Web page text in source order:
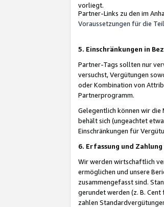
vorliegt.
Partner-Links zu den im
Voraussetzungen für die
5. Einschränkungen in
Partner-Tags sollten nur
versuchst, Vergütungen
oder Kombination von
Partnerprogramm.
Gelegentlich können wir die
behält sich (ungeachtet
Einschränkungen für
6. Erfassung und
Wir werden wirtschaftlich
ermöglichen und unsere
zusammengefasst sind.
gerundet werden (z. B.
zahlen